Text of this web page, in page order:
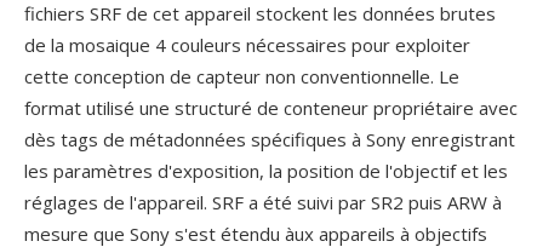
fichiers SRF de cet appareil stockent les données brutes
de la mosaique 4 couleurs nécessaires pour exploiter
cette conception de capteur non conventionnelle. Le
format utilisé une structuré de conteneur propriétaire avec
dès tags de métadonnées spécifiques à Sony enregistrant
les paramètres d'exposition, la position de l'objectif et les
réglages de l'appareil. SRF a été suivi par SR2 puis ARW à
mesure que Sony s'est étendu àux appareils à objectifs